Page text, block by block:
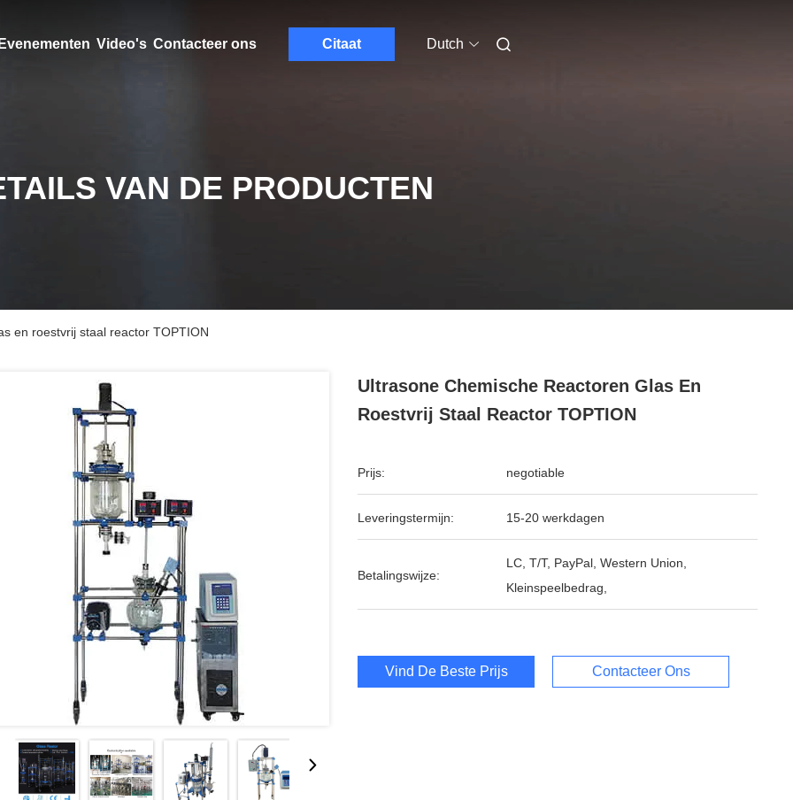
Video's Contacteer ons Citaat Dutch
VAN DE PRODUCTEN
en roestvrij staal reactor TOPTION
Ultrasone Chemische Reactoren Glas En
Roestvrij Staal Reactor TOPTION
Prijs: negotiable
Leveringstermijn: 15-20 werkdagen
Betalingswijze:
LC, T/T, PayPal, Western Union,
Kleinspeelbedrag,
Vind De Beste Prijs Contacteer Ons